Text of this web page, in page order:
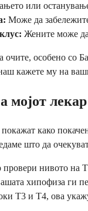
или
Може да
Жените може
особено со
кажете му на
мојот
како
што да
провери нивото
хипофиза ги
Т3 и Т4, ова